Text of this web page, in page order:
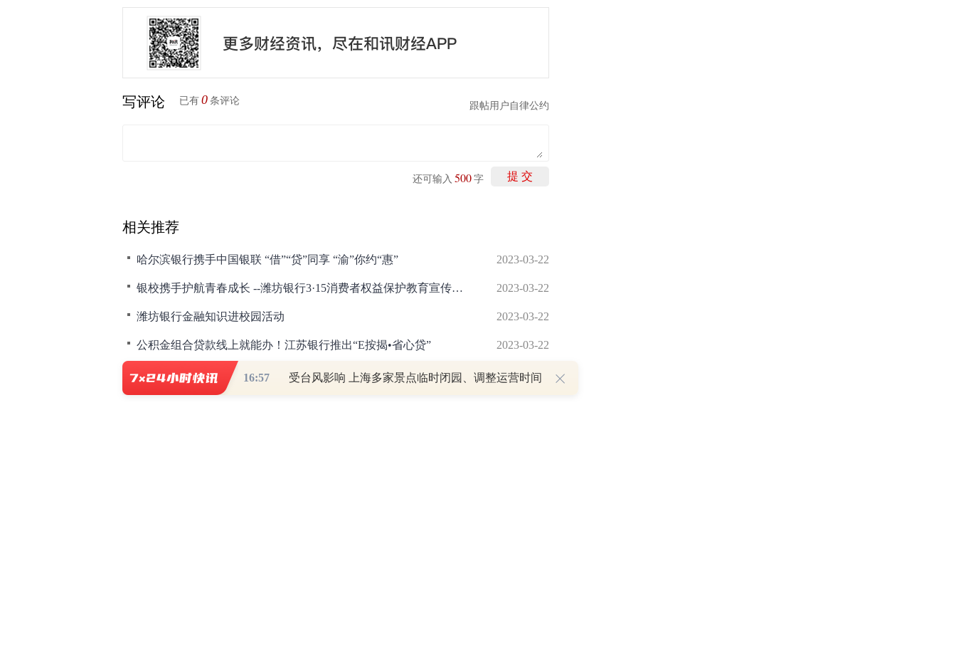
写评论 已有 0 条评论 跟帖用户自律公约
提 交
还可输入 500 字
相关推荐
哈尔滨银行携手中国银联 “借”“贷”同享 “渝”你约“惠” 2023-03-22
银校携手护航青春成长 --潍坊银行3·15消费者权益保护教育宣传周金融知识进校园活动 2023-03-22
潍坊银行金融知识进校园活动 2023-03-22
公积金组合贷款线上就能办！江苏银行推出“E按揭•省心贷” 2023-03-22
凝聚一心 齐心共建 ——齐商银行开展党群共建主题活动 2023-03-22
16:57 受台风影响 上海多家景点临时闭园、调整运营时间